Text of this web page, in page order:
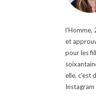
l'Homme,
et
pour les
elle, c’est